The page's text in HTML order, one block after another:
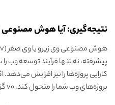
نتیجه‌گیری: آیا هوش مصنوعی
پیشرفته، نه تنها فرآیند توسعه
کارایی پروژه‌ها را نیز افزایش می‌دهد.
پروژه‌های وب شما را متحول کند، v0 گزینه‌ای بی‌نظیر خواهد بود.